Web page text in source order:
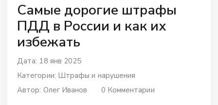
Самые дорогие штрафы
ПДД в России и как их
избежать
Дата: 18 янв 2025
Категории: Штрафы и нарушения
Автор: Олег Иванов 0 Комментарии